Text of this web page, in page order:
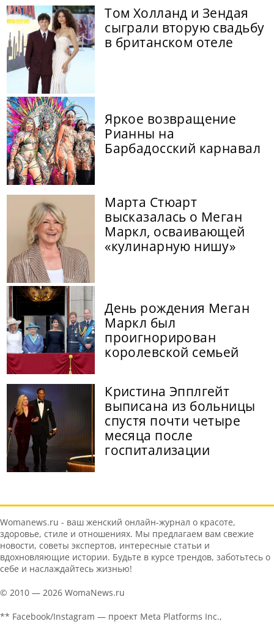
Том Холланд и Зендая
сыграли вторую свадьбу
в британском отеле
Яркое возвращение
Рианны на
Барбадосский карнавал
Марта Стюарт
высказалась о Меган
Маркл, осваивающей
«кулинарную нишу»
День рождения Меган
Маркл был
проигнорирован
королевской семьей
Кристина Эпплгейт
выписана из больницы
спустя почти четыре
месяца после
госпитализации
Womanews.ru - ваш женский онлайн-журнал о красоте,
здоровье, стиле и отношениях. Мы предлагаем вам свежие
новости, советы экспертов, интересные статьи и
вдохновляющие истории. Будьте в курсе трендов, заботьтесь о
себе и наслаждайтесь жизнью!
© 2010 — 2026 WomaNews.ru
** Facebook/Instagram — проект Meta Platforms Inc.,